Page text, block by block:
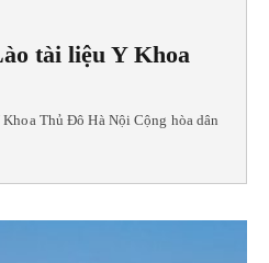
tài liệu Y Khoa
Thủ Đô Hà Nội Cộng hòa dân